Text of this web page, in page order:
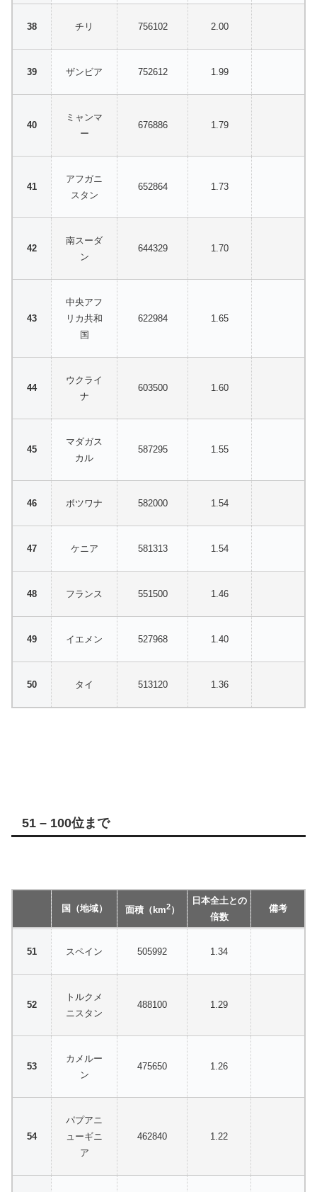
チリ 756102 2.00
ザンビア 752612 1.99
ミャンマ
ー
676886 1.79
アフガニ
スタン
652864 1.73
南スーダ
ン
644329 1.70
中央アフ
リカ共和
国
622984 1.65
ウクライ
ナ
603500 1.60
マダガス
カル
587295 1.55
ボツワナ 582000 1.54
ケニア 581313 1.54
フランス 551500 1.46
イエメン 527968 1.40
タイ 513120 1.36
51 – 100位まで
国（地域） 面積（km2）
日本全土との
倍数
備考
スペイン 505992 1.34
トルクメ
ニスタン
488100 1.29
カメルー
ン
475650 1.26
パプアニ
ューギニ
ア
462840 1.22